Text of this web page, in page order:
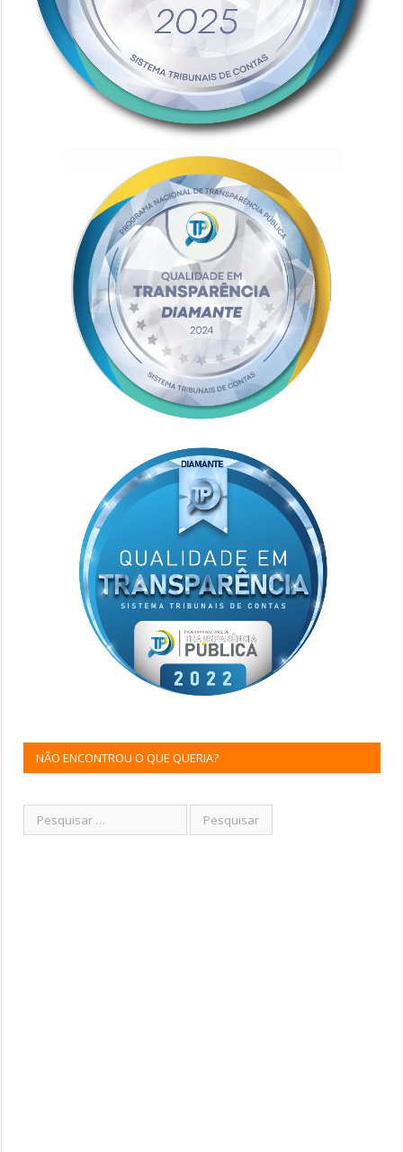
NÃO ENCONTROU O QUE QUERIA?